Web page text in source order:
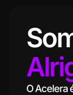
O Acelera